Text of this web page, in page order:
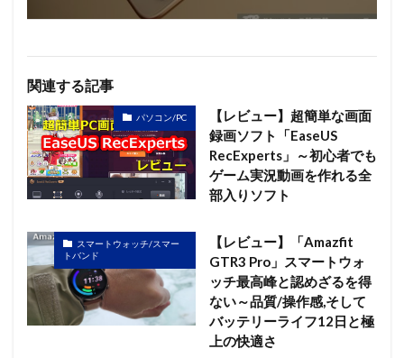
関連する記事
パソコン/PC
【レビュー】超簡単な画面
録画ソフト「EaseUS
RecExperts」～初心者でも
ゲーム実況動画を作れる全
部入りソフト
スマートウォッチ/スマー
トバンド
【レビュー】「Amazfit
GTR3 Pro」スマートウォ
ッチ最高峰と認めざるを得
ない～品質/操作感,そして
バッテリーライフ12日と極
上の快適さ